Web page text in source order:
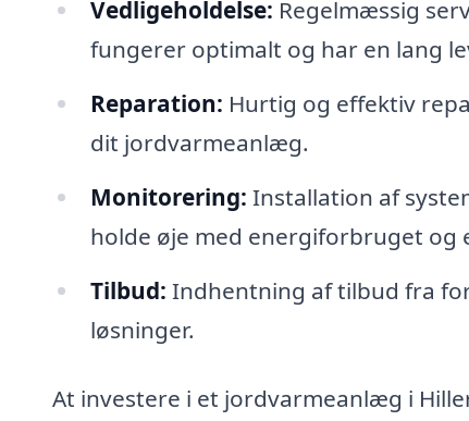
Vedligeholdelse: Regelmæssig
fungerer optimalt og har en lang
Reparation: Hurtig og effektiv
dit jordvarmeanlæg.
Monitorering: Installation af
holde øje med energiforbruget og
Tilbud: Indhentning af tilbud fra
løsninger.
At investere i et jordvarmeanlæg i